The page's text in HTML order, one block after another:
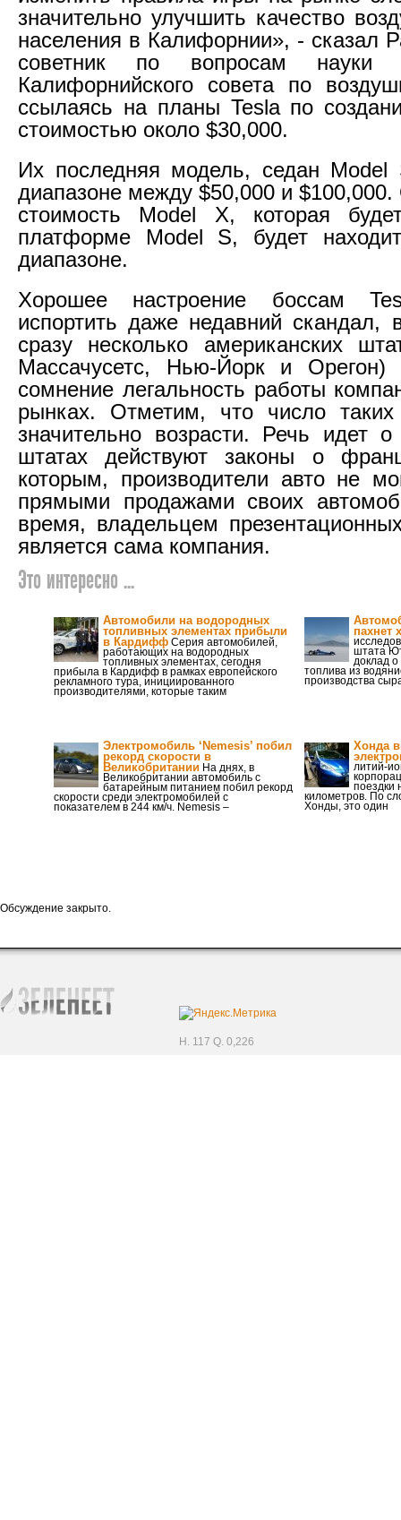
значительно улучшить качество
населения в Калифорнии», - сказал
советник по вопросам науки
Калифорнийского совета по
ссылаясь на планы Tesla по
стоимостью около $30,000.
Их последняя модель, седан Model
диапазоне между $50,000 и
стоимость Model X, которая
платформе Model S, будет
диапазоне.
Хорошее настроение боссам
испортить даже недавний скандал,
сразу несколько американских
Массачусетс, Нью-Йорк и Орегон)
сомнение легальность работы
рынках. Отметим, что число
значительно возрасти. Речь идет
штатах действуют законы о
которым, производители авто не
прямыми продажами своих
время, владельцем
является сама компания.
Это интересно ...
Автомобили на водородных
топливных элементах прибыли
в Кардифф Серия автомобилей,
работающих на водородных
топливных элементах, сегодня
прибыла в Кардифф в рамках европейского
рекламного тура, инициированного
производителями, которые таким
пахнет
штата
доклад о
топлива из
производства
Электромобиль ‘Nemesis’ побил
рекорд скорости в
Великобритании На днях, в
Великобритании автомобиль с
батарейным питанием побил рекорд
скорости среди электромобилей с
показателем в 244 км/ч. Nemesis –
Хонда
литий-
поездки
километров. По
Хонды, это один
Обсуждение закрыто.
H. 117 Q. 0,226